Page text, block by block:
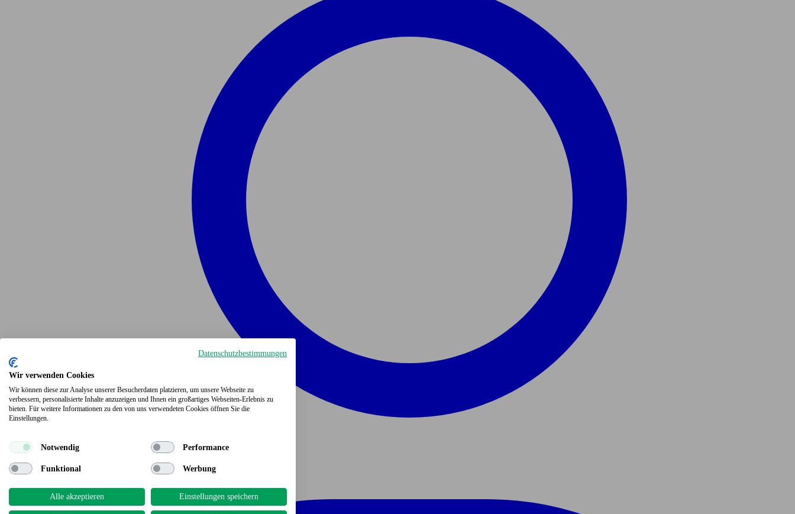
Datenschutzbestimmungen
Wir verwenden Cookies
Wir können diese zur Analyse unserer Besucherdaten platzieren, um unsere Webseite zu
verbessern, personalisierte Inhalte anzuzeigen und Ihnen ein großartiges Webseiten-Erlebnis zu
bieten. Für weitere Informationen zu den von uns verwendeten Cookies öffnen Sie die
Einstellungen.
Notwendig Performance
Funktional Werbung
Alle akzeptieren Einstellungen speichern